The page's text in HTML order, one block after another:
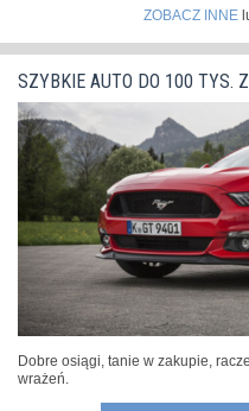
ZOBACZ INNE
SZYBKIE AUTO DO 100 TYS.
Dobre osiągi, tanie w zakupie,
wrażeń.